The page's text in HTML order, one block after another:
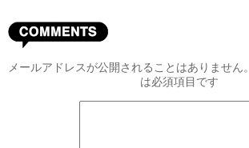
メールアドレスが公開されることはありません。
は必須項目です